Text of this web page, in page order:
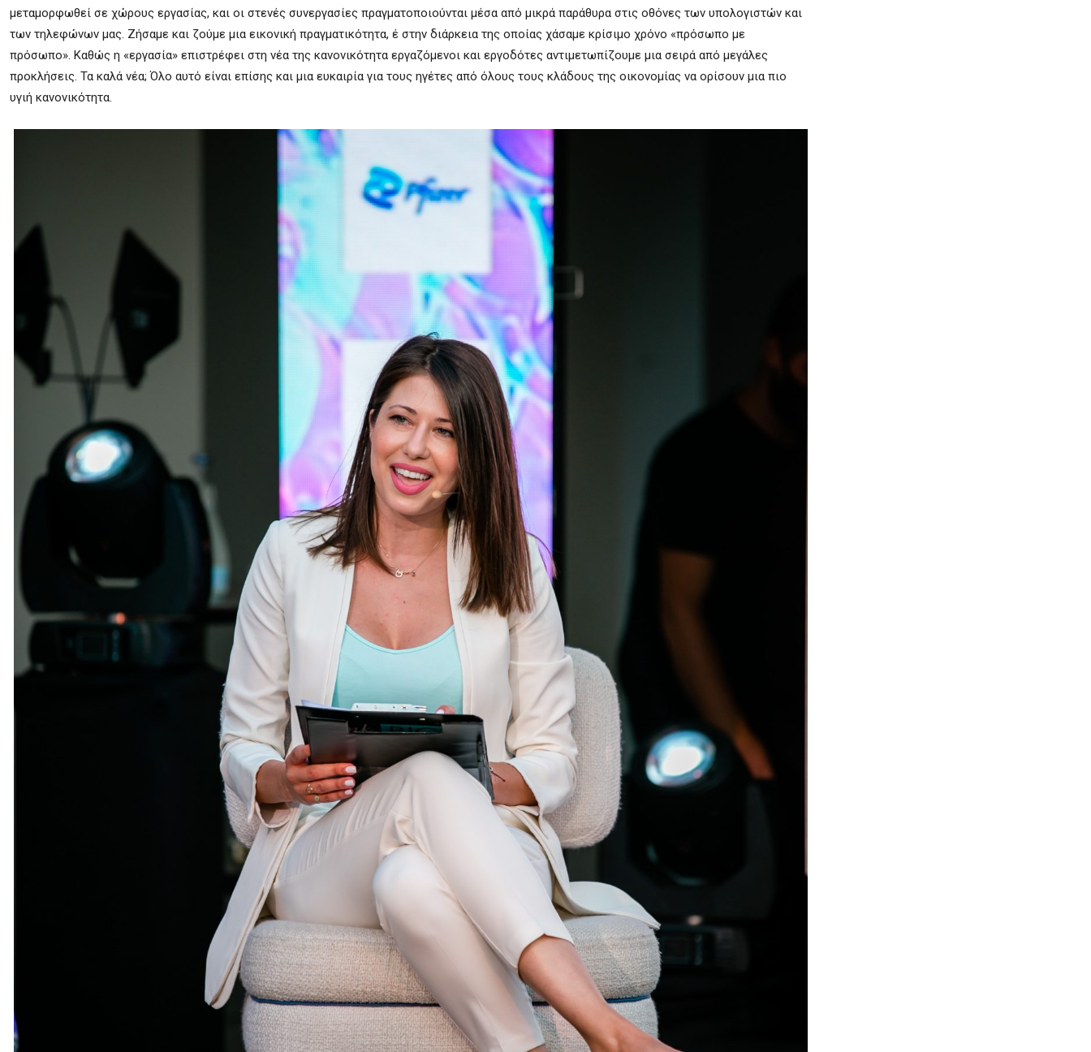
μεταμορφωθεί σε χώρους εργασίας, και οι στενές συνεργασίες πραγματοποιούνται μέσα από μικρά παράθυρα στις οθόνες των υπολογιστών και
των τηλεφώνων μας. Ζήσαμε και ζούμε μια εικονική πραγματικότητα, έ στην διάρκεια της οποίας χάσαμε κρίσιμο χρόνο «πρόσωπο με
πρόσωπο». Καθώς η «εργασία» επιστρέφει στη νέα της κανονικότητα εργαζόμενοι και εργοδότες αντιμετωπίζουμε μια σειρά από μεγάλες
προκλήσεις. Τα καλά νέα; Όλο αυτό είναι επίσης και μια ευκαιρία για τους ηγέτες από όλους τους κλάδους της οικονομίας να ορίσουν μια πιο
υγιή κανονικότητα.